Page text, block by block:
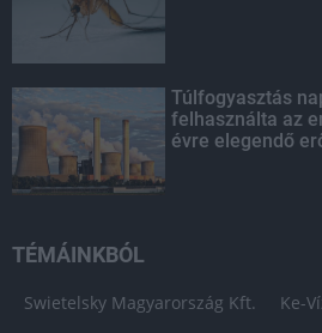
Túlfogyasztás
felhasználta az
évre elegendő
TÉMÁINKBÓL
Swietelsky Magyarország Kft. Ke-